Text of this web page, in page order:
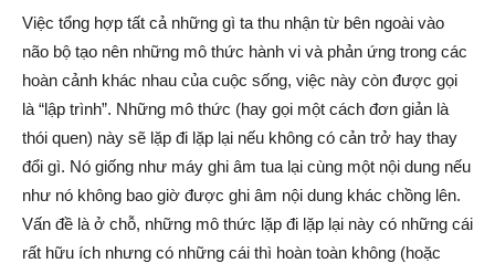
Việc tổng hợp tất cả những gì ta thu nhận từ bên ngoài vào
não bộ tạo nên những mô thức hành vi và phản ứng trong các
hoàn cảnh khác nhau của cuộc sống, việc này còn được gọi
là “lập trình”. Những mô thức (hay gọi một cách đơn giản là
thói quen) này sẽ lặp đi lặp lại nếu không có cản trở hay thay
đổi gì. Nó giống như máy ghi âm tua lại cùng một nội dung nếu
như nó không bao giờ được ghi âm nội dung khác chồng lên.
Vấn đề là ở chỗ, những mô thức lặp đi lặp lại này có những cái
rất hữu ích nhưng có những cái thì hoàn toàn không (hoặc